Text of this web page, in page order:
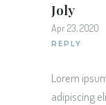
Joly
Apr 23, 2020
REPLY
Lorem
adipiscing